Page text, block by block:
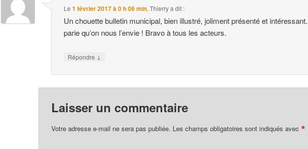
Le1 février 2017 à 0 h 06 min,Thierrya dit :
Un chouette bulletin municipal, bien illustré, joliment présenté et
parie qu’on nous l’envie ! Bravo à tous les acteurs.
Répondre ↓
Laisser un commentaire
Votre adresse e-mail ne sera pas publiée. Les champs obligatoires sont indiqués avec *